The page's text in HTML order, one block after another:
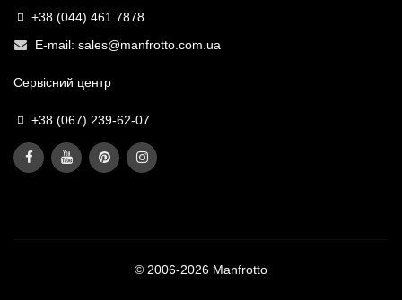
+38 (044) 461 7878
E-mail: sales@manfrotto.com.ua
Сервісний центр
+38 (067) 239-62-07
© 2006-2026 Manfrotto